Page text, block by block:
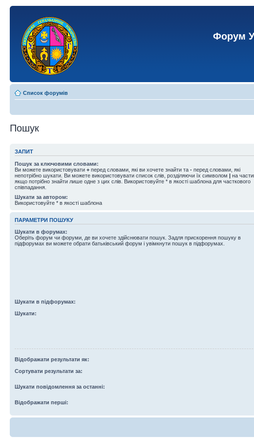
Форум
Список форумів
Пошук
ЗАПИТ
Пошук за ключовими словами:
Ви можете використовувати + перед словами, які ви хочете знайти та - перед словами, які
непотрібно шукати. Ви можете використовувати список слів, розділяючи їх символом | на
якщо потрібно знайти лише одне з цих слів. Використовуйте * в якості шаблона для часткового
співпадання.
Шукати за автором:
Використовуйте * в якості шаблона
ПАРАМЕТРИ ПОШУКУ
Шукати в форумах:
Оберіть форум чи форуми, де ви хочете здійснювати пошук. Задля прискорення пошуку в
підфорумах ви можете обрати батьківський форум і увімкнути пошук в підфорумах.
Шукати в підфорумах:
Шукати:
Відображати результати як:
Сортувати результати за:
Шукати повідомлення за останні:
Відображати перші: